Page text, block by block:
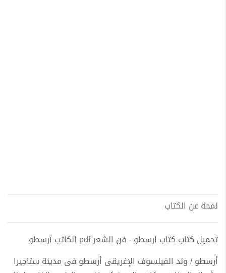
لمحة عن الكتاب
تحميل كتاب كتاب ارسطو - فن الشعر pdf الكاتب أرسطو
أرسطو / ولد الفيلسوف الإغريقى أرسطو فى مدينة ستاجيرا